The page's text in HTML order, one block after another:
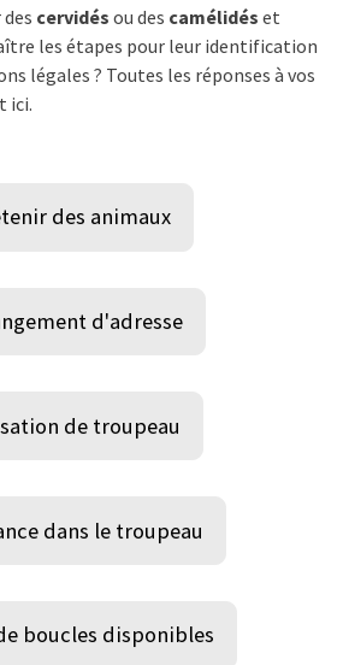
cervidés ou des camélidés et
les étapes pour leur identification
légales ? Toutes les réponses à vos
ici.
des animaux
d'adresse
de troupeau
dans le troupeau
boucles disponibles